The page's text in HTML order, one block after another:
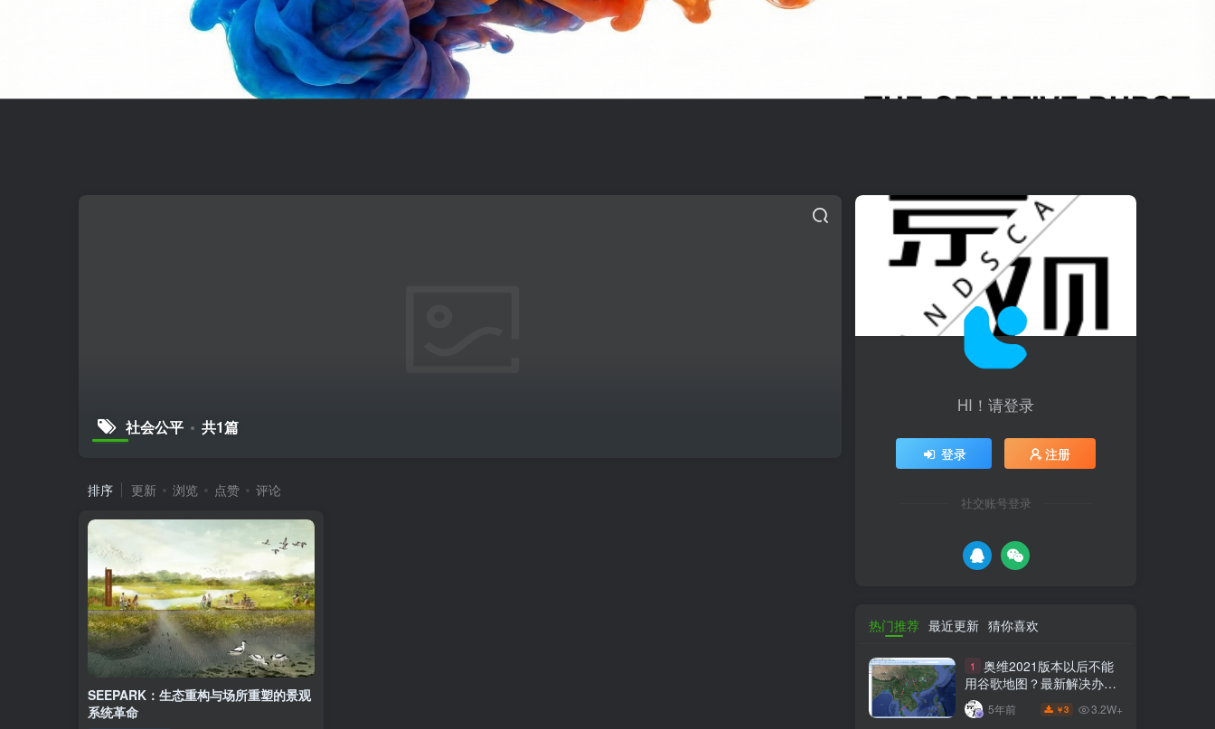
社会公平 共1篇
排序 更新 浏览 点赞 评论
SEEPARK：生态重构与场所重塑的景观
系统革命
HI！请登录
登录 注册
社交账号登录
热门推荐 最近更新 猜你喜欢
1
奥维2021版本以后不能
用谷歌地图？最新解决办法
苹果安卓电脑
5年前 ￥3 3.2W+